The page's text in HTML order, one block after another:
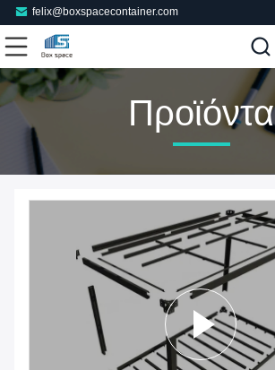
felix@boxspacecontainer.com
Προϊόντα